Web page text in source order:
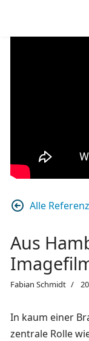
Alle
Aus
Fabian Schmidt
In kaum einer
zentrale Rolle